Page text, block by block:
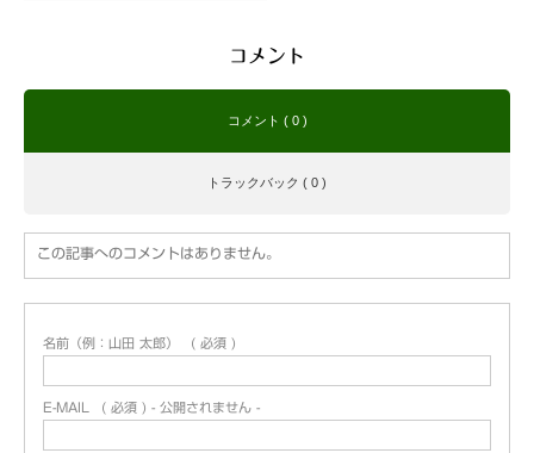
コメント
コメント ( 0 )
トラックバック ( 0 )
この記事へのコメントはありません。
名前（例：山田 太郎） ( 必須 )
E-MAIL ( 必須 ) - 公開されません -